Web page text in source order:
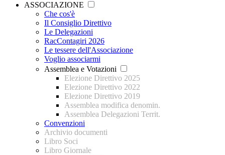
ASSOCIAZIONE
Che cos'è
Il Consiglio Direttivo
Le Delegazioni
RacContagiri 2026
Le tessere dell'Associazione
Voglio associarmi
Assemblea e Votazioni
Elezione Direttivo 2025
Elezione Direttivo 2022
Elezione Direttivo 2019
Assemblea modifica denomin.
Assemblea Delegazioni Territ.
Convenzioni
Archivio documenti
Libro Soci
Libro Giornale